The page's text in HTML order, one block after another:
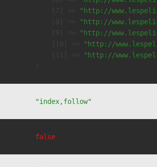
"http://
"http://
"http://
"http://
"http://
"index,follow"
false